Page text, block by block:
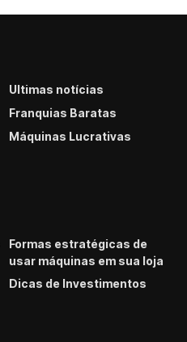
Últimas notícias
Franquias Baratas
Máquinas Lucrativas
Formas estratégicas de
usar máquinas em sua loja
Dicas de Investimentos